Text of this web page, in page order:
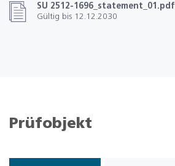
SU 2512-1696_statement_01.pdf
Gültig bis 12.12.2030
Prüfobjekt